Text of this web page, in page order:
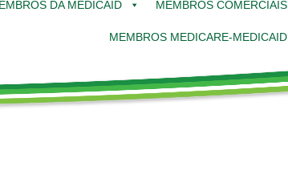
DA MEDICAID MEMBROS COMERCIAIS
MEMBROS MEDICARE-MEDICAID